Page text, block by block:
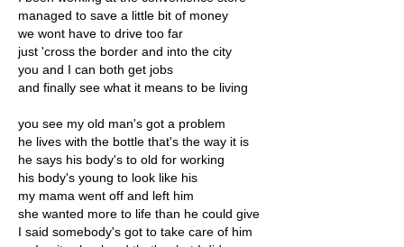
managed to save a little bit of money
we wont have to drive too far
just 'cross the border and into the city
you and I can both get jobs
and finally see what it means to be living
you see my old man's got a problem
he lives with the bottle that's the way it is
he says his body's to old for working
his body's young to look like his
my mama went off and left him
she wanted more to life than he could give
I said somebody's got to take care of him